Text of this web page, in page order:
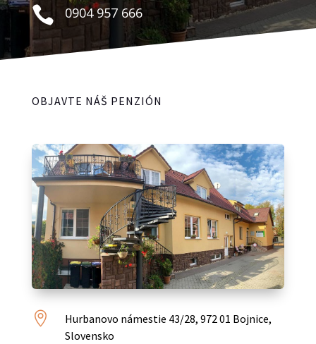
 0904 957 666
OBJAVTE NÁŠ PENZIÓN

Hurbanovo námestie 43/28, 972 01 Bojnice,
Slovensko